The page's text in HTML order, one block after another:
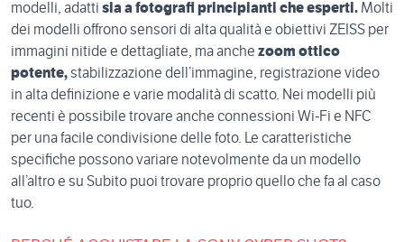
modelli, adatti sia a fotografi principianti che esperti. Molti
dei modelli offrono sensori di alta qualità e obiettivi ZEISS per
immagini nitide e dettagliate, ma anche zoom ottico
potente,stabilizzazione dell’immagine, registrazione video
in alta definizione e varie modalità di scatto. Nei modelli più
recenti è possibile trovare anche connessioni Wi-Fi e NFC
per una facile condivisione delle foto. Le caratteristiche
specifiche possono variare notevolmente da un modello
all’altro e su Subito puoi trovare proprio quello che fa al caso
tuo.